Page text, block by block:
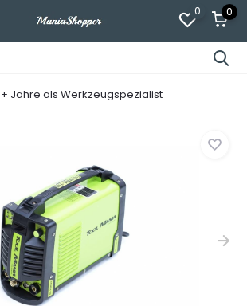
0 0
Jahre als Werkzeugspezialist